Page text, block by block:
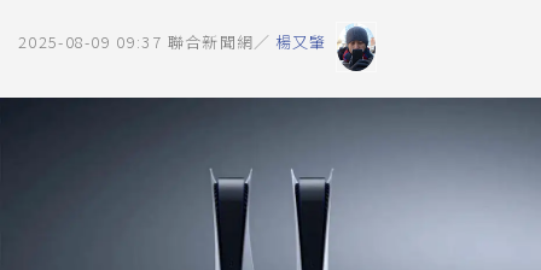
2025-08-09 09:37 聯合新聞網／ 楊又肇